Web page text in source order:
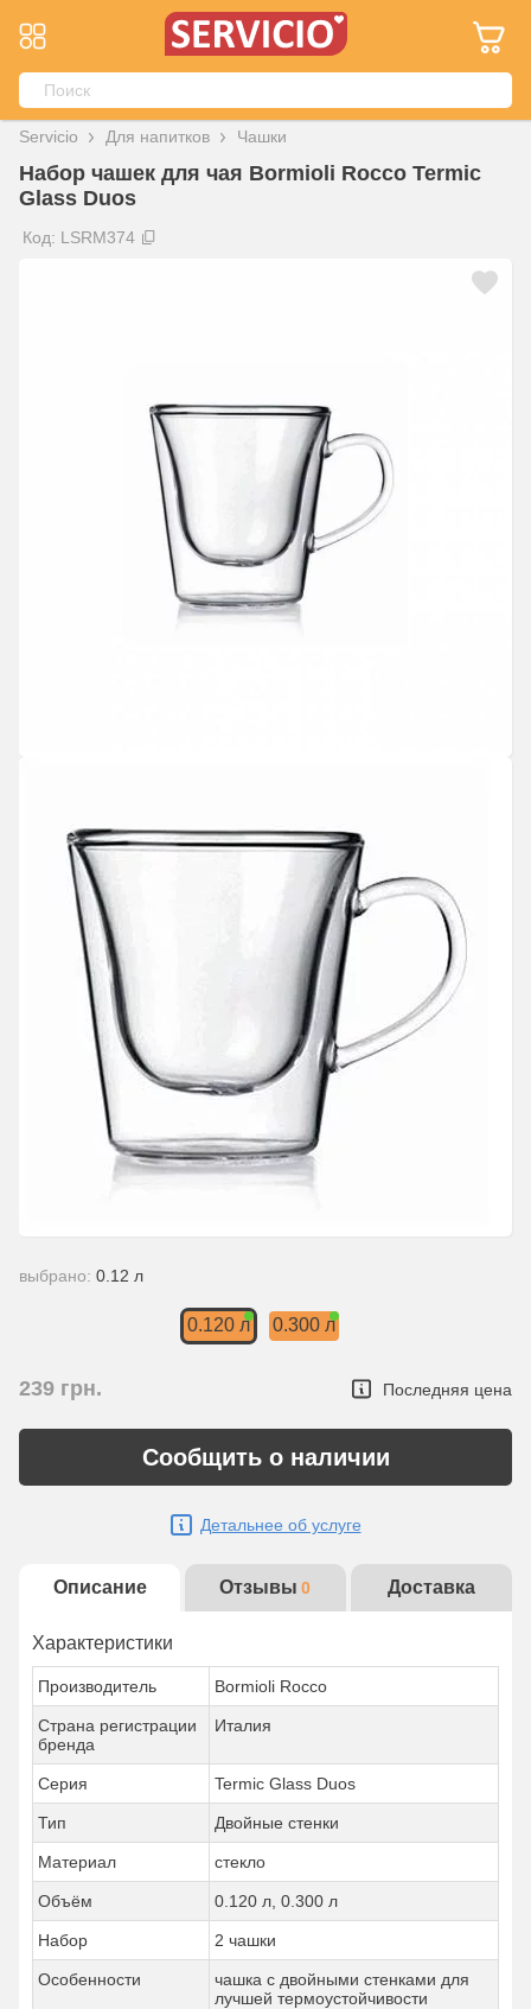
Servicio Для напитков Чашки
Набор чашек для чая Bormioli Rocco Termic
Glass Duos
Код: LSRM374
0.120 л 0.300 л
выбрано: 0.12 л
239 грн. Последняя цена
Сообщить о наличии
Детальнее об услуге
Описание Отзывы 0 Доставка
Характеристики
Производитель Bormioli Rocco
Страна регистрации
бренда
Италия
Серия Termic Glass Duos
Тип Двойные стенки
Материал стекло
Объём 0.120 л, 0.300 л
Набор 2 чашки
Особенности
чашка с двойными стенками для
лучшей термоустойчивости